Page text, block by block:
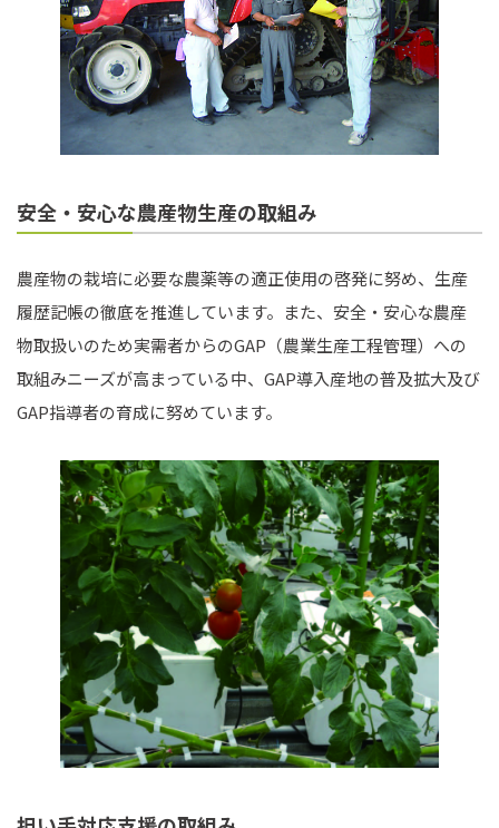
安全・安心な農産物生産の取組み
農産物の栽培に必要な農薬等の適正使用の啓発に努め、生産
履歴記帳の徹底を推進しています。また、安全・安心な農産
物取扱いのため実需者からのGAP（農業生産工程管理）への
取組みニーズが高まっている中、GAP導入産地の普及拡大及び
GAP指導者の育成に努めています。